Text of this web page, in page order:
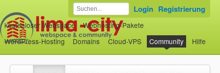
kostenloser Webspace
Webhosting-Pakete
WordPress-Hosting
Domains Cloud-VPS Community Hilfe
Login Registrierung